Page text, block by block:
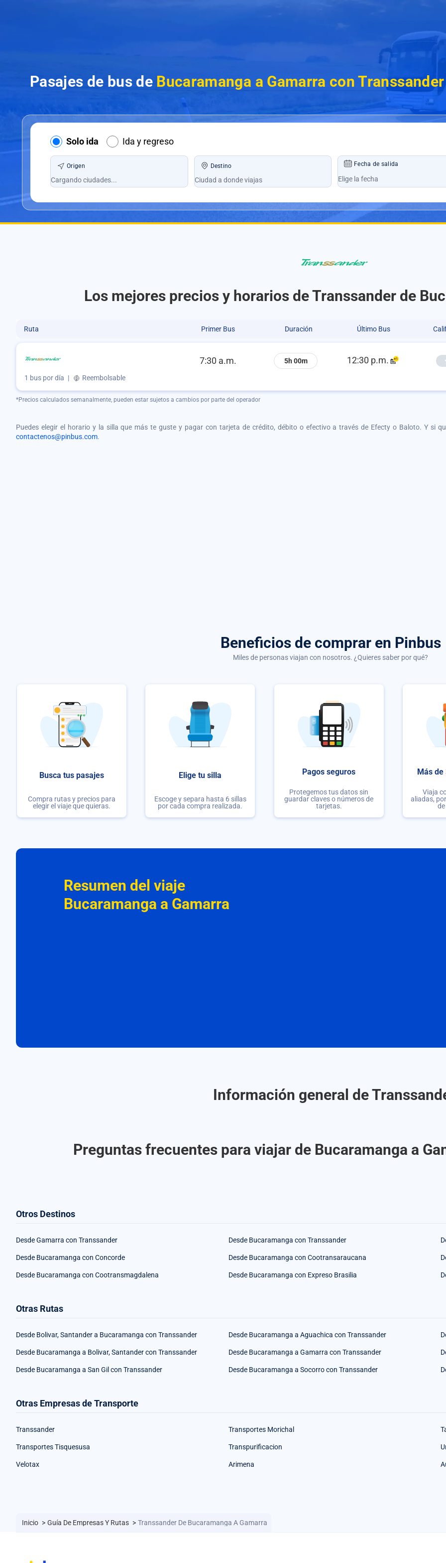
Pasajes de bus de Bucaramanga a Gamarra con Transsander
Solo ida Ida y regreso
Origen Destino Fecha de salida
Los mejores precios y horarios de Transsander de
Ruta Primer Bus Duración Último Bus
7:30 a.m. 5h 00m 12:30 p.m.
1 bus por día | Reembolsable
*Precios calculados semanalmente, pueden estar sujetos a cambios por parte del operador
Puedes elegir el horario y la silla que más te guste y pagar con tarjeta de crédito, débito o efectivo a través de Efecty o Baloto. Y si
contactenos@pinbus.com.
Beneficios de comprar en Pinbus
Miles de personas viajan con nosotros. ¿Quieres saber por qué?
Busca tus pasajes
Compra rutas y precios para
elegir el viaje que quieras.
Elige tu silla
Escoge y separa hasta 6 sillas
por cada compra realizada.
Pagos seguros
Protegemos tus datos sin
guardar claves o números de
tarjetas.
Más
Viaja
aliadas,
Resumen del viaje
Bucaramanga a Gamarra
Información general de
Preguntas frecuentes para viajar de Bucaramanga a
Otros Destinos
Desde Gamarra con Transsander Desde Bucaramanga con Transsander
Desde Bucaramanga con Concorde Desde Bucaramanga con Cootransaraucana
Desde Bucaramanga con Cootransmagdalena Desde Bucaramanga con Expreso Brasilia
Otras Rutas
Desde Bolivar, Santander a Bucaramanga con Transsander Desde Bucaramanga a Aguachica con Transsander
Desde Bucaramanga a Bolivar, Santander con Transsander Desde Bucaramanga a Gamarra con Transsander
Desde Bucaramanga a San Gil con Transsander Desde Bucaramanga a Socorro con Transsander
Otras Empresas de Transporte
Transsander Transportes Morichal
Transportes Tisquesusa Transpurificacion
Velotax Arimena
Inicio > Guía De Empresas Y Rutas > Transsander De Bucaramanga A Gamarra